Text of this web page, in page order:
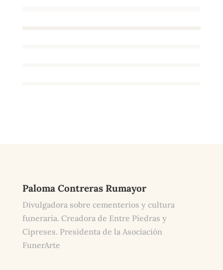
Paloma Contreras Rumayor
Divulgadora sobre cementerios y cultura
funeraria. Creadora de Entre Piedras y
Cipreses. Presidenta de la Asociación
FunerArte